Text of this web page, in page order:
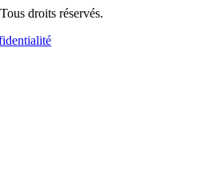
Tous droits réservés.